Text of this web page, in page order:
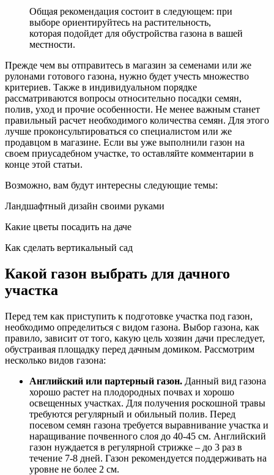
Общая рекомендация состоит в следующем: при
выборе ориентируйтесь на растительность,
которая подойдет для обустройства газона в вашей
местности.
Прежде чем вы отправитесь в магазин за семенами или же
рулонами готового газона, нужно будет учесть множество
критериев. Также в индивидуальном порядке
рассматриваются вопросы относительно посадки семян,
полив, уход и прочие особенности. Не менее важным станет
правильный расчет необходимого количества семян. Для этого
лучше проконсультироваться со специалистом или же
продавцом в магазине. Если вы уже выполнили газон на
своем приусадебном участке, то оставляйте комментарии в
конце этой статьи.
Возможно, вам будут интересны следующие темы:
Ландшафтный дизайн своими руками
Какие цветы посадить на даче
Как сделать вертикальный сад
Какой газон выбрать для дачного
участка
Перед тем как приступить к подготовке участка под газон,
необходимо определиться с видом газона. Выбор газона, как
правило, зависит от того, какую цель хозяин дачи преследует,
обустраивая площадку перед дачным домиком. Рассмотрим
несколько видов газона:
Английский или партерный газон. Данный вид газона
хорошо растет на плодородных почвах и хорошо
освещенных участках. Для получения роскошной травы
требуются регулярный и обильный полив. Перед
посевом семян газона требуется выравнивание участка и
наращивание почвенного слоя до 40-45 см. Английский
газон нуждается в регулярной стрижке – до 3 раз в
течение 7-8 дней. Газон рекомендуется поддерживать на
уровне не более 2 см.